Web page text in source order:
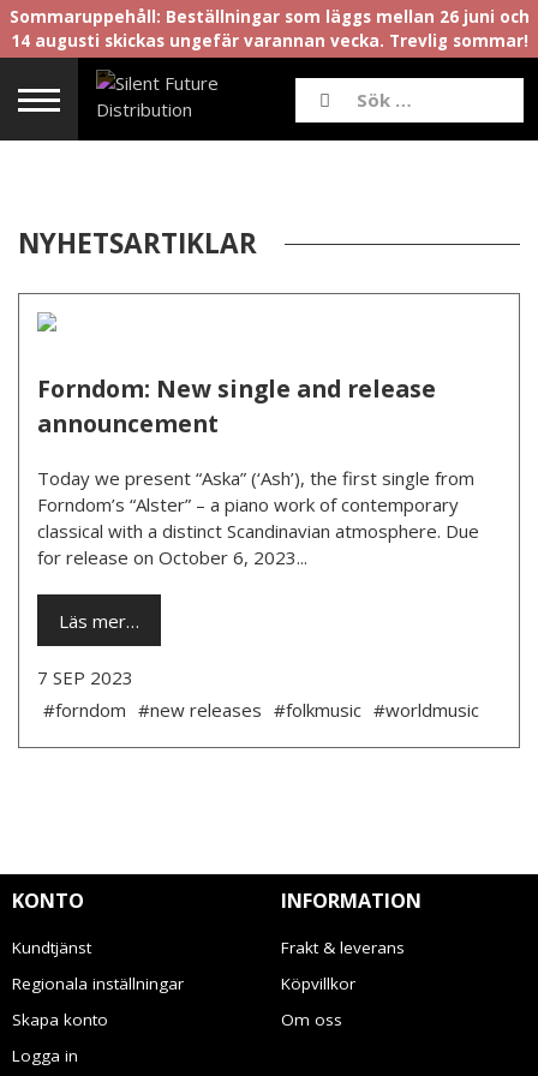
Sommaruppehåll: Beställningar som läggs mellan 26 juni och
14 augusti skickas ungefär varannan vecka. Trevlig sommar!
NYHETSARTIKLAR
Forndom: New single and release
announcement
Today we present “Aska” (‘Ash’), the first single from
Forndom’s “Alster” – a piano work of contemporary
classical with a distinct Scandinavian atmosphere. Due
for release on October 6, 2023...
Läs mer…
7 SEP 2023
#forndom #new releases #folkmusic #worldmusic
KONTO
Kundtjänst
Regionala inställningar
Skapa konto
Logga in
INFORMATION
Frakt & leverans
Köpvillkor
Om oss